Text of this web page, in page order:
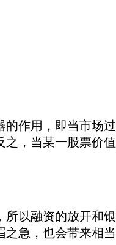
用，即当市场
，当某一股票价
融资的放开和
急，也会带来相当